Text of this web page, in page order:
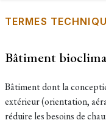
TERMES
Bâtiment
Bâtiment dont la
extérieur (orientation,
réduire les besoins de